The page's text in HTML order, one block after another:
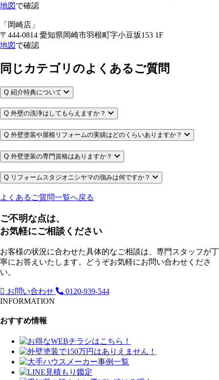
地図 で確認
「岡崎店」
〒444-0814 愛知県岡崎市羽根町字小豆坂153 1F
地図 で確認
同じカテゴリのよくあるご質問
Q 紹介特典について
Q 外壁の洗浄はしてもらえますか？
Q 外壁塗装や屋根リフォームの実績はどのくらいありますか？
Q 外壁塗装の専門資格はありますか？
Q リフォームスタジオニシヤマの強みは何ですか？
よくあるご質問一覧へ戻る
ご不明な点は、
お気軽にご相談ください
お客様の状況に合わせた具体的なご相談は、専門スタッフが丁
寧にお答えいたします。どうぞお気軽にお問い合わせくださ
い。
お問い合わせ
0120-939-544
INFORMATION
おすすめ情報